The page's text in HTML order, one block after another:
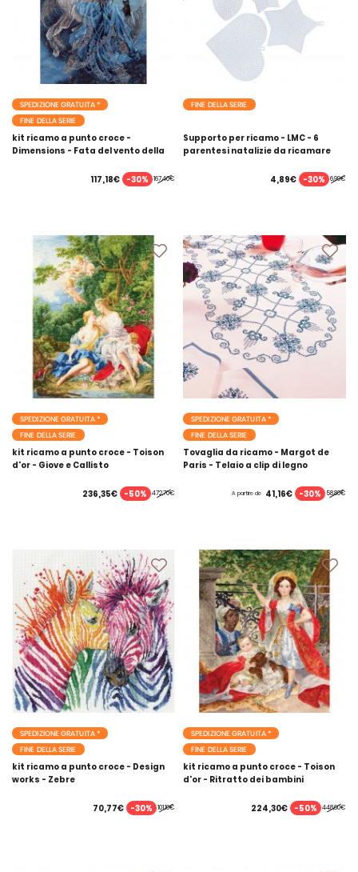
SPEDIZIONE GRATUITA *
FINE DELLA SERIE
kit ricamo a punto croce -
Dimensions - Fata del vento della
167,40€
117,18€ -30%
FINE DELLA SERIE
Supporto per ricamo - LMC - 6
parentesi natalizie da ricamare
6,99€
4,89€ -30%
SPEDIZIONE GRATUITA *
FINE DELLA SERIE
kit ricamo a punto croce - Toison
d'or - Giove e Callisto
472,70€
236,35€ -50%
SPEDIZIONE GRATUITA *
FINE DELLA SERIE
Tovaglia da ricamo - Margot de
Paris - Telaio a clip di legno
58,80€
A partire de 41,16€ -30%
SPEDIZIONE GRATUITA *
FINE DELLA SERIE
kit ricamo a punto croce - Design
works - Zebre
101,10€
70,77€ -30%
SPEDIZIONE GRATUITA *
FINE DELLA SERIE
kit ricamo a punto croce - Toison
d'or - Ritratto dei bambini
448,60€
224,30€ -50%